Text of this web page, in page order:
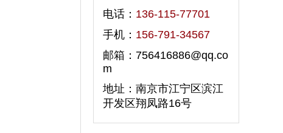
电话： 136-115-77701
手机： 156-791-34567
邮箱：756416886@qq.co
m
地址：南京市江宁区滨江
开发区翔凤路16号